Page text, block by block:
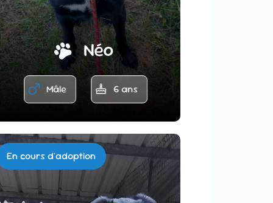
Néo
Mâle 6 ans
En cours d'adoption